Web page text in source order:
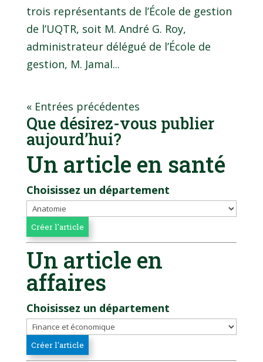
trois représentants de l’École de gestion
de l’UQTR, soit M. André G. Roy,
administrateur délégué de l’École de
gestion, M. Jamal...
« Entrées précédentes
Que désirez-vous publier
aujourd’hui?
Un article en santé
Choisissez un département
Un article en
affaires
Choisissez un département